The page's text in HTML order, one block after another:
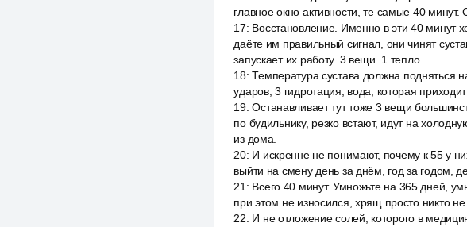
главное окно активности, те самые 40
17: Восстановление. Именно в эти 40 минут
даёте им правильный сигнал, они чинят
запускает их работу. 3 вещи. 1 тепло.
18:Температура сустава должна подняться
ударов, 3 гидротация, вода, которая
19:Останавливает тут тоже 3 вещи
по будильнику, резко встают, идут на
из дома.
20: И искренне не понимают, почему к 55 у
выйти на смену день за днём, год за годом,
21 : Всего 40 минут. Умножьте на 365 дней,
при этом не износился, хрящ просто никто не
22: И не отложение солей, которого в